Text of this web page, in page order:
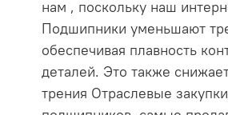
нам , поскольку наш
Подшипники уменьшают
обеспечивая плавность
деталей. Это также
трения Отраслевые